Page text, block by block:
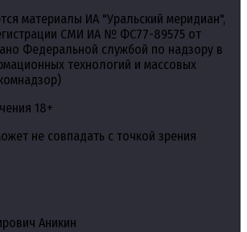
материалы ИА "Уральский меридиан",
СМИ ИА № ФС77-89575 от
Федеральной службой по надзору в
технологий и массовых
18+
не совпадать с точкой зрения
Аникин